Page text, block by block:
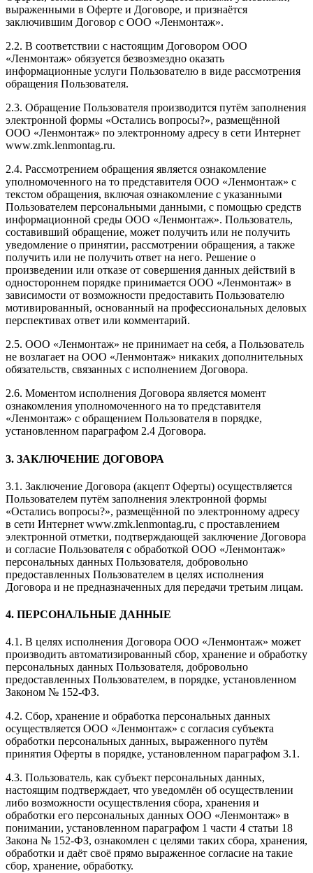
выраженными в Оферте и Договоре, и признаётся
заключившим Договор с ООО «Ленмонтаж».
2.2. В соответствии с настоящим Договором ООО
«Ленмонтаж» обязуется безвозмездно оказать
информационные услуги Пользователю в виде рассмотрения
обращения Пользователя.
2.3. Обращение Пользователя производится путём заполнения
электронной формы «Остались вопросы?», размещённой
ООО «Ленмонтаж» по электронному адресу в сети Интернет
www.zmk.lenmontag.ru.
2.4. Рассмотрением обращения является ознакомление
уполномоченного на то представителя ООО «Ленмонтаж» с
текстом обращения, включая ознакомление с указанными
Пользователем персональными данными, с помощью средств
информационной среды ООО «Ленмонтаж». Пользователь,
составивший обращение, может получить или не получить
уведомление о принятии, рассмотрении обращения, а также
получить или не получить ответ на него. Решение о
произведении или отказе от совершения данных действий в
одностороннем порядке принимается ООО «Ленмонтаж» в
зависимости от возможности предоставить Пользователю
мотивированный, основанный на профессиональных деловых
перспективах ответ или комментарий.
2.5. ООО «Ленмонтаж» не принимает на себя, а Пользователь
не возлагает на ООО «Ленмонтаж» никаких дополнительных
обязательств, связанных с исполнением Договора.
2.6. Моментом исполнения Договора является момент
ознакомления уполномоченного на то представителя
«Ленмонтаж» с обращением Пользователя в порядке,
установленном параграфом 2.4 Договора.
3. ЗАКЛЮЧЕНИЕ ДОГОВОРА
3.1. Заключение Договора (акцепт Оферты) осуществляется
Пользователем путём заполнения электронной формы
«Остались вопросы?», размещённой по электронному адресу
в сети Интернет www.zmk.lenmontag.ru, с проставлением
электронной отметки, подтверждающей заключение Договора
и согласие Пользователя с обработкой ООО «Ленмонтаж»
персональных данных Пользователя, добровольно
предоставленных Пользователем в целях исполнения
Договора и не предназначенных для передачи третьим лицам.
4. ПЕРСОНАЛЬНЫЕ ДАННЫЕ
4.1. В целях исполнения Договора ООО «Ленмонтаж» может
производить автоматизированный сбор, хранение и обработку
персональных данных Пользователя, добровольно
предоставленных Пользователем, в порядке, установленном
Законом № 152-ФЗ.
4.2. Сбор, хранение и обработка персональных данных
осуществляется ООО «Ленмонтаж» с согласия субъекта
обработки персональных данных, выраженного путём
принятия Оферты в порядке, установленном параграфом 3.1.
4.3. Пользователь, как субъект персональных данных,
настоящим подтверждает, что уведомлён об осуществлении
либо возможности осуществления сбора, хранения и
обработки его персональных данных ООО «Ленмонтаж» в
понимании, установленном параграфом 1 части 4 статьи 18
Закона № 152-ФЗ, ознакомлен с целями таких сбора, хранения,
обработки и даёт своё прямо выраженное согласие на такие
сбор, хранение, обработку.